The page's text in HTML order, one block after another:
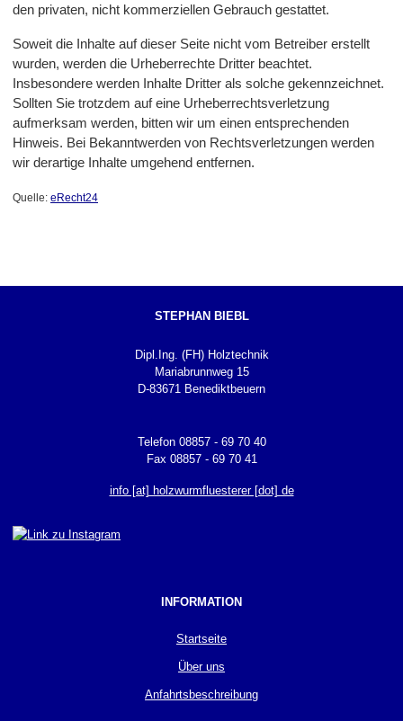
den privaten, nicht kommerziellen Gebrauch gestattet.
Soweit die Inhalte auf dieser Seite nicht vom Betreiber erstellt
wurden, werden die Urheberrechte Dritter beachtet.
Insbesondere werden Inhalte Dritter als solche gekennzeichnet.
Sollten Sie trotzdem auf eine Urheberrechtsverletzung
aufmerksam werden, bitten wir um einen entsprechenden
Hinweis. Bei Bekanntwerden von Rechtsverletzungen werden
wir derartige Inhalte umgehend entfernen.
Quelle: eRecht24
STEPHAN BIEBL
Dipl.Ing. (FH) Holztechnik
Mariabrunnweg 15
D-83671 Benediktbeuern
Telefon 08857 - 69 70 40
Fax 08857 - 69 70 41
info [at] holzwurmfluesterer [dot] de
INFORMATION
Startseite
Über uns
Anfahrtsbeschreibung